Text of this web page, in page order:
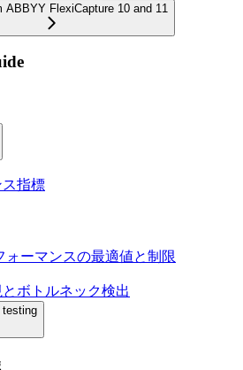
ABBYY FlexiCapture 10 and 11
指標
ォーマンスの最適値と制限
ボトルネック検出
testing